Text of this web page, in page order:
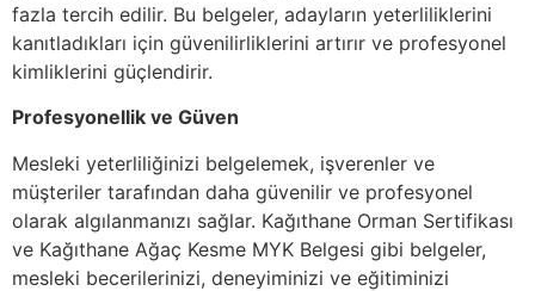
fazla tercih edilir. Bu belgeler, adayların yeterliliklerini
kanıtladıkları için güvenilirliklerini artırır ve profesyonel
kimliklerini güçlendirir.
Profesyonellik ve Güven
Mesleki yeterliliğinizi belgelemek, işverenler ve
müşteriler tarafından daha güvenilir ve profesyonel
olarak algılanmanızı sağlar. Kağıthane Orman Sertifikası
ve Kağıthane Ağaç Kesme MYK Belgesi gibi belgeler,
mesleki becerilerinizi, deneyiminizi ve eğitiminizi